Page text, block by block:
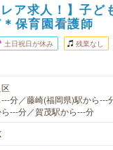
ア求人！】子ど
保育園看護師
土日祝日が休み 残業なし
分／藤崎(福岡県)駅から---
ら---分／賀茂駅から---分